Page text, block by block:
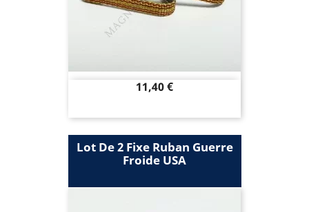
Prix
11,40 €
Lot De 2 Fixe Ruban Guerre
Froide USA